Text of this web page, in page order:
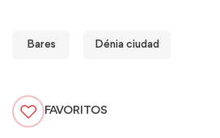
Bares Dénia ciudad
FAVORITOS